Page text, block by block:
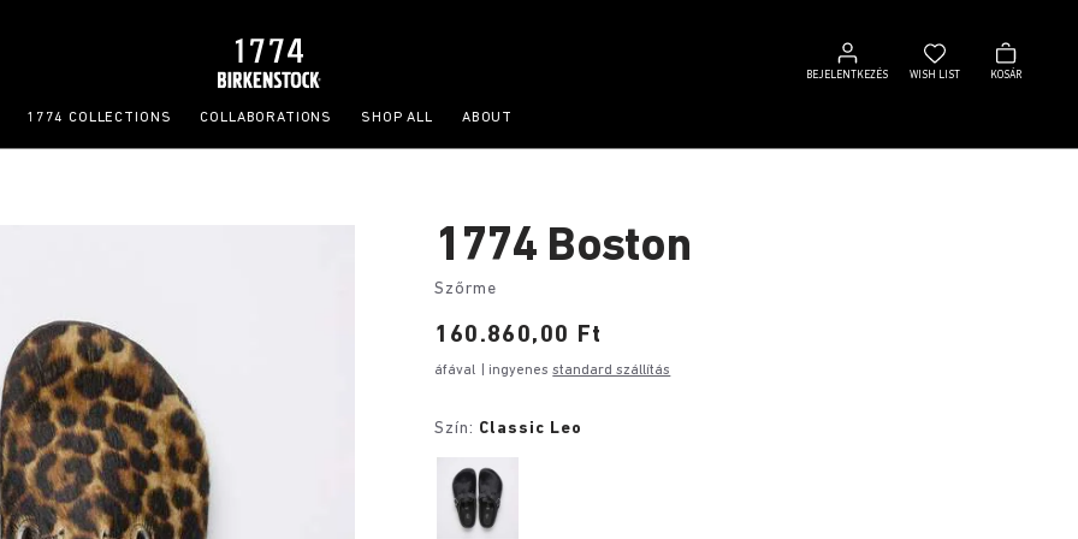
BEJELENTKEZÉS
Bejelentkezés
WISH LIST
Wish
list
KOSÁR
Kosár
1774 COLLECTIONS COLLABORATIONS SHOP ALL ABOUT
1774 Boston
Szőrme
Price:
160.860,00 Ft
áfával | ingyenesstandard szállítás
Szín: Classic Leo